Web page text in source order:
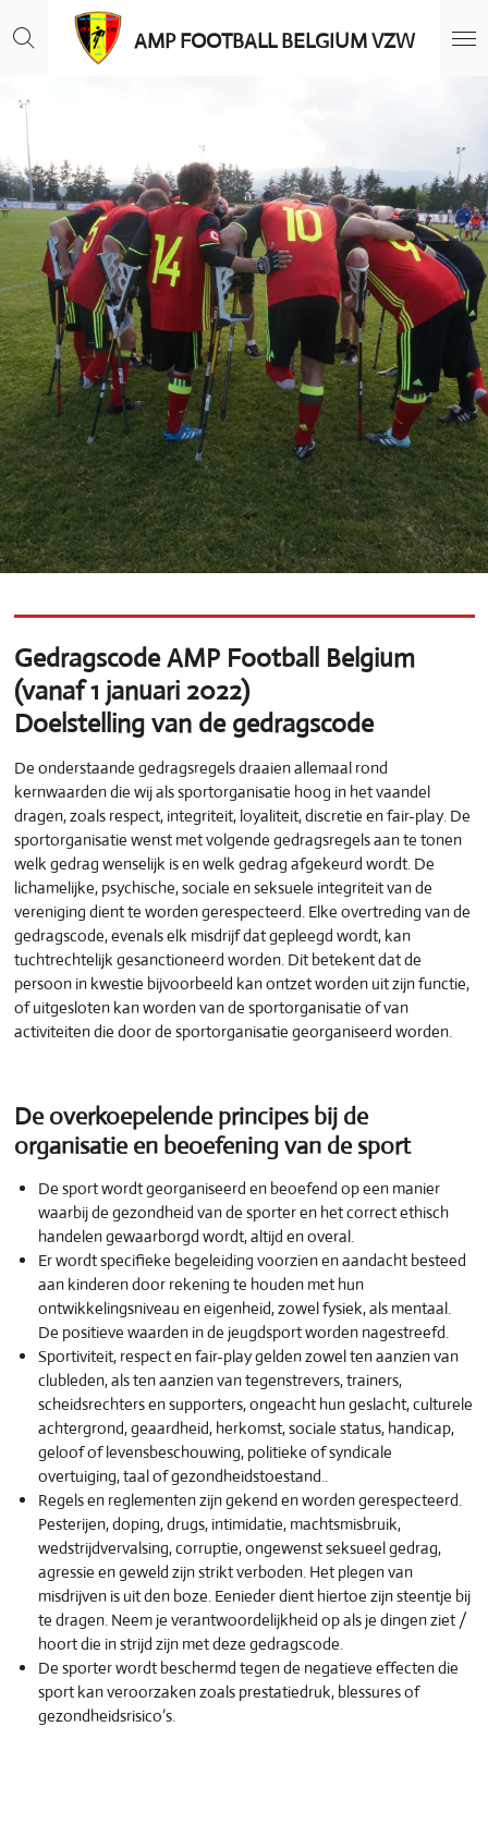
direct
hoofdinhoud
AMP FOOTBALL BELGIUM VZW
Gedragscode AMP Football Belgium
(vanaf 1 januari 2022)
Doelstelling van de gedragscode
De onderstaande gedragsregels draaien allemaal rond
kernwaarden die wij als sportorganisatie hoog in het vaandel
dragen, zoals respect, integriteit, loyaliteit, discretie en fair-play. De
sportorganisatie wenst met volgende gedragsregels aan te tonen
welk gedrag wenselijk is en welk gedrag afgekeurd wordt. De
lichamelijke, psychische, sociale en seksuele integriteit van de
vereniging dient te worden gerespecteerd. Elke overtreding van de
gedragscode, evenals elk misdrijf dat gepleegd wordt, kan
tuchtrechtelijk gesanctioneerd worden. Dit betekent dat de
persoon in kwestie bijvoorbeeld kan ontzet worden uit zijn functie,
of uitgesloten kan worden van de sportorganisatie of van
activiteiten die door de sportorganisatie georganiseerd worden.
De overkoepelende principes bij de
organisatie en beoefening van de sport
De sport wordt georganiseerd en beoefend op een manier
waarbij de gezondheid van de sporter en het correct ethisch
handelen gewaarborgd wordt, altijd en overal.
Er wordt specifieke begeleiding voorzien en aandacht besteed
aan kinderen door rekening te houden met hun
ontwikkelingsniveau en eigenheid, zowel fysiek, als mentaal.
De positieve waarden in de jeugdsport worden nagestreefd.
Sportiviteit, respect en fair-play gelden zowel ten aanzien van
clubleden, als ten aanzien van tegenstrevers, trainers,
scheidsrechters en supporters, ongeacht hun geslacht, culturele
achtergrond, geaardheid, herkomst, sociale status, handicap,
geloof of levensbeschouwing, politieke of syndicale
overtuiging, taal of gezondheidstoestand..
Regels en reglementen zijn gekend en worden gerespecteerd.
Pesterijen, doping, drugs, intimidatie, machtsmisbruik,
wedstrijdvervalsing, corruptie, ongewenst seksueel gedrag,
agressie en geweld zijn strikt verboden. Het plegen van
misdrijven is uit den boze. Eenieder dient hiertoe zijn steentje bij
te dragen. Neem je verantwoordelijkheid op als je dingen ziet /
hoort die in strijd zijn met deze gedragscode.
De sporter wordt beschermd tegen de negatieve effecten die
sport kan veroorzaken zoals prestatiedruk, blessures of
gezondheidsrisico’s.